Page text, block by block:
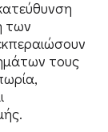
των
τους